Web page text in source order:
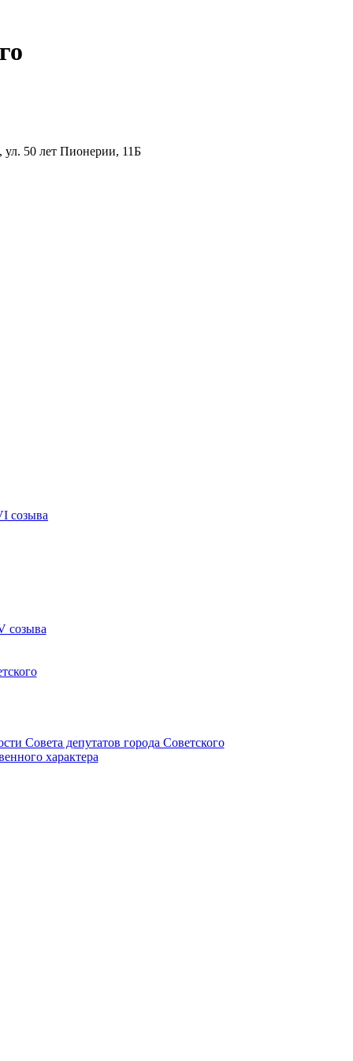
50 лет Пионерии, 11Б
созыва
созыва
Совета депутатов города Советского
характера